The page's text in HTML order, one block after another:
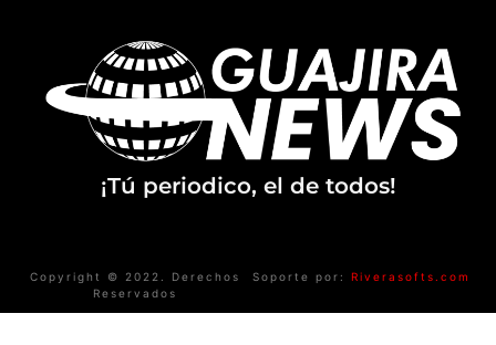
¡Tú periodico, el de todos!
Copyright © 2022. Derechos
Reservados
Soporte por: Riverasofts.com